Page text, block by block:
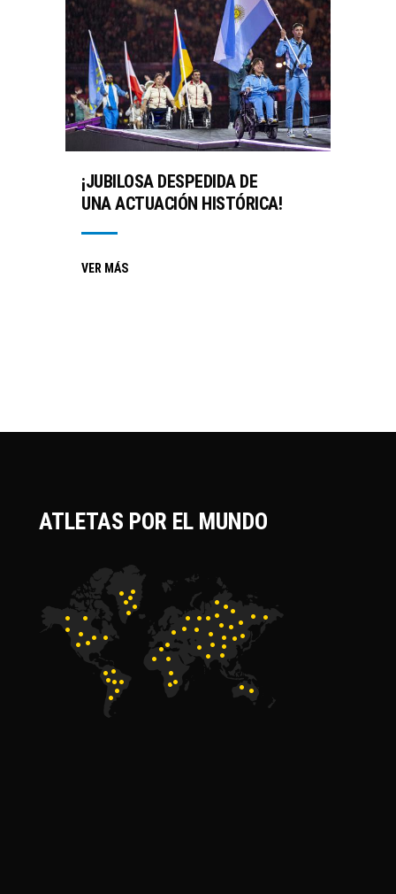
¡JUBILOSA DESPEDIDA DE
UNA ACTUACIÓN HISTÓRICA!
VER MÁS
ATLETAS POR EL MUNDO